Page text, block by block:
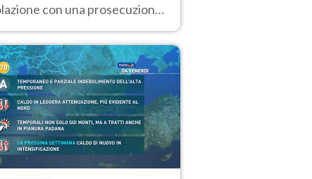
con una prosecuzione
compresa la settimana di